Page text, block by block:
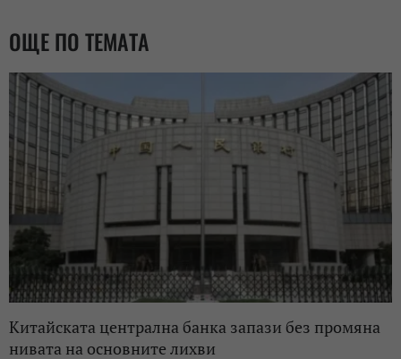
ОЩЕ ПО ТЕМАТА
Китайската централна банка запази без промяна
нивата на основните лихви